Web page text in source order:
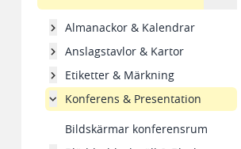
Almanackor & Kalendrar
Anslagstavlor & Kartor
Etiketter & Märkning
Konferens & Presentation
Bildskärmar konferensrum